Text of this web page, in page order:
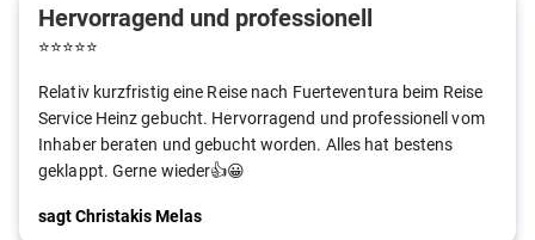
Hervorragend und professionell
⭐⭐⭐⭐⭐
Relativ kurzfristig eine Reise nach Fuerteventura beim Reise
Service Heinz gebucht. Hervorragend und professionell vom
Inhaber beraten und gebucht worden. Alles hat bestens
geklappt. Gerne wieder👍😀
sagt Christakis Melas